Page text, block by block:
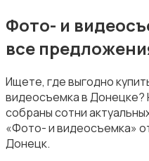
Уборка
Фото- и
все
Ищете, где выгодно
видеосъемка в Донецке?
собраны сотни
«Фото- и видеосъемка»
Донецк.